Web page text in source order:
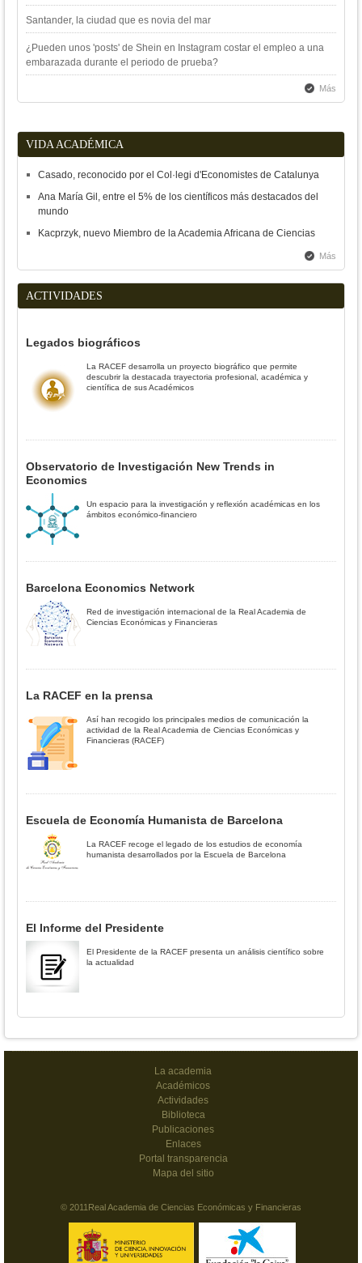
Santander, la ciudad que es novia del mar
¿Pueden unos 'posts' de Shein en Instagram costar el empleo a una
embarazada durante el periodo de prueba?
Más
VIDA ACADÉMICA
Casado, reconocido por el Col·legi d'Economistes de Catalunya
Ana María Gil, entre el 5% de los científicos más destacados del
mundo
Kacprzyk, nuevo Miembro de la Academia Africana de Ciencias
Más
ACTIVIDADES
Legados biográficos
La RACEF desarrolla un proyecto biográfico que permite
descubrir la destacada trayectoria profesional, académica y
científica de sus Académicos
Observatorio de Investigación New Trends in
Economics
Un espacio para la investigación y reflexión académicas en los
ámbitos económico-financiero
Barcelona Economics Network
Red de investigación internacional de la Real Academia de
Ciencias Económicas y Financieras
La RACEF en la prensa
Así han recogido los principales medios de comunicación la
actividad de la Real Academia de Ciencias Económicas y
Financieras (RACEF)
Escuela de Economía Humanista de Barcelona
La RACEF recoge el legado de los estudios de economía
humanista desarrollados por la Escuela de Barcelona
El Informe del Presidente
El Presidente de la RACEF presenta un análisis científico sobre
la actualidad
La academia
Académicos
Actividades
Biblioteca
Publicaciones
Enlaces
Portal transparencia
Mapa del sitio
© 2011Real Academia de Ciencias Económicas y Financieras